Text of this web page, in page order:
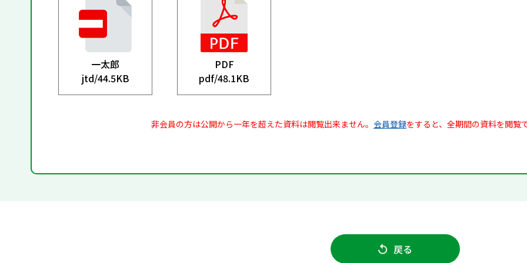
一太郎
jtd/44.5KB
PDF
pdf/48.1KB
非会員の方は公開から一年を超えた資料は閲覧出来ません。 会員登録をすると、全期間の資料を閲覧
戻る